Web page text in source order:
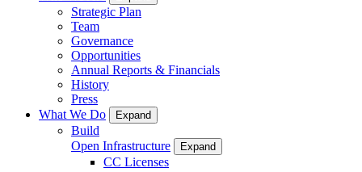
Strategic Plan
Team
Governance
Opportunities
Annual Reports & Financials
History
Press
What We Do
Expand
Build
Open Infrastructure
Expand
CC Licenses